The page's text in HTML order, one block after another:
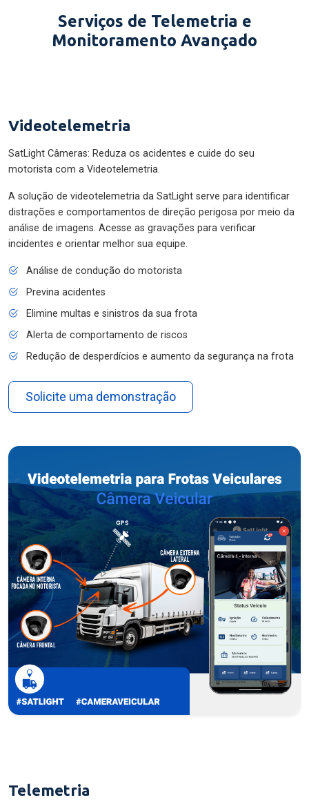
Serviços de Telemetria e
Monitoramento Avançado
Videotelemetria
SatLight Câmeras: Reduza os acidentes e cuide do seu
motorista com a Videotelemetria.
A solução de videotelemetria da SatLight serve para identificar
distrações e comportamentos de direção perigosa por meio da
análise de imagens. Acesse as gravações para verificar
incidentes e orientar melhor sua equipe.
Análise de condução do motorista
Previna acidentes
Elimine multas e sinistros da sua frota
Alerta de comportamento de riscos
Redução de desperdícios e aumento da segurança na frota
Solicite uma demonstração
Telemetria